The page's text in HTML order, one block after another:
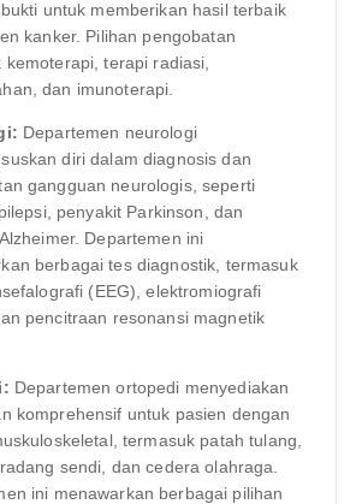
untuk memberikan hasil terbaik
kanker. Pilihan pengobatan
kemoterapi, terapi radiasi,
dan imunoterapi.
Departemen neurologi
diri dalam diagnosis dan
gangguan neurologis, seperti
penyakit Parkinson, dan
Departemen ini
berbagai tes diagnostik, termasuk
(EEG), elektromiografi
pencitraan resonansi magnetik
Departemen ortopedi menyediakan
komprehensif untuk pasien dengan
termasuk patah tulang,
sendi, dan cedera olahraga.
ini menawarkan berbagai pilihan